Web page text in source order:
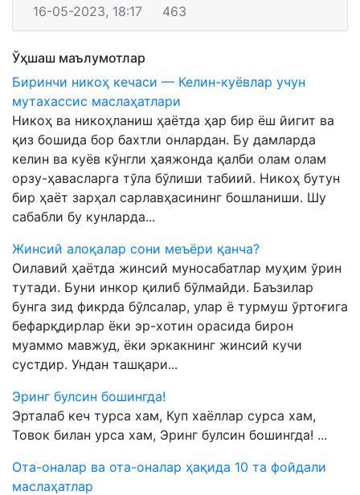
16-05-2023, 18:17 463
Ўҳшаш маълумотлар
Биринчи никоҳ кечаси — Келин-куёвлар учун
мутахассис маслаҳатлари
Никоҳ ва никоҳланиш ҳаётда ҳар бир ёш йигит ва
қиз бошида бор бахтли онлардан. Бу дамларда
келин ва куёв кўнгли ҳаяжонда қалби олам олам
орзу-ҳавасларга тўла бўлиши табиий. Никоҳ бутун
бир ҳаёт зарҳал сарлавҳасининг бошланиши. Шу
сабабли бу кунларда...
Жинсий алоқалар сони меъёри қанча?
Оилавий ҳаётда жинсий муносабатлар муҳим ўрин
тутади. Буни инкор қилиб бўлмайди. Баъзилар
бунга зид фикрда бўлсалар, улар ё турмуш ўртоғига
бефарқдирлар ёки эр-хотин орасида бирон
муаммо мавжуд, ёки эркакнинг жинсий кучи
сустдир. Ундан ташқари...
Эринг булсин бошингда!
Эрталаб кеч турса хам, Куп хаёллар сурса хам,
Товок билан урса хам, Эринг булсин бошингда! ...
Ота-оналар ва ота-оналар ҳақида 10 та фойдали
маслаҳатлар